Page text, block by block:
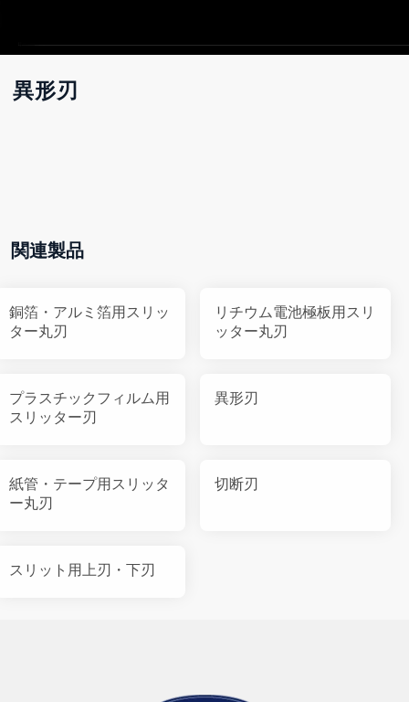
異形刃
関連製品
銅箔・アルミ箔用スリッ
ター丸刃
リチウム電池極板用スリ
ッター丸刃
プラスチックフィルム用
スリッター刃
異形刃
紙管・テープ用スリッタ
ー丸刃
切断刃
スリット用上刃・下刃